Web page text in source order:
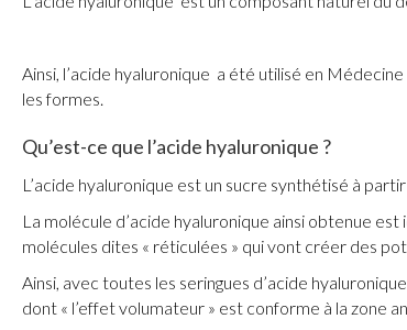
Ainsi, l’acide hyaluronique a été utilisé en
les formes.
Qu’est-ce que l’acide hyaluronique ?
L’acide hyaluronique est un sucre synthétisé à
La molécule d’acide hyaluronique ainsi obtenue
molécules dites « réticulées » qui vont créer des
Ainsi, avec toutes les seringues d’acide
dont « l’effet volumateur » est conforme à la zone